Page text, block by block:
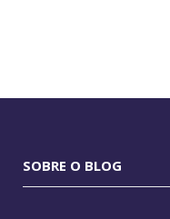
SOBRE O BLOG